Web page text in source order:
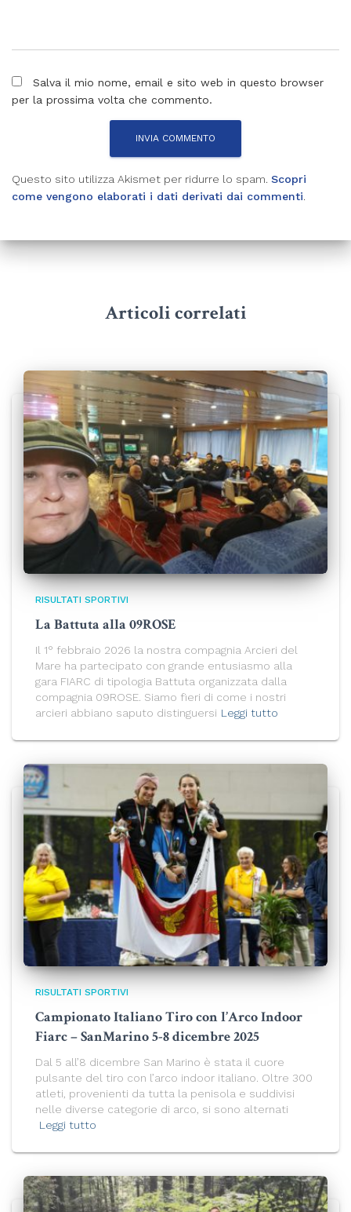
Salva il mio nome, email e sito web in questo browser
per la prossima volta che commento.
Questo sito utilizza Akismet per ridurre lo spam. Scopri
come vengono elaborati i dati derivati dai commenti.
Articoli correlati
RISULTATI SPORTIVI
La Battuta alla 09ROSE
Il 1° febbraio 2026 la nostra compagnia Arcieri del
Mare ha partecipato con grande entusiasmo alla
gara FIARC di tipologia Battuta organizzata dalla
compagnia 09ROSE. Siamo fieri di come i nostri
arcieri abbiano saputo distinguersi Leggi tutto
RISULTATI SPORTIVI
Campionato Italiano Tiro con l’Arco Indoor
Fiarc – SanMarino 5-8 dicembre 2025
Dal 5 all’8 dicembre San Marino è stata il cuore
pulsante del tiro con l’arco indoor italiano. Oltre 300
atleti, provenienti da tutta la penisola e suddivisi
nelle diverse categorie di arco, si sono alternati
Leggi tutto